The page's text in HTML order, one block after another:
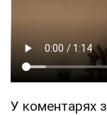
У коментарях